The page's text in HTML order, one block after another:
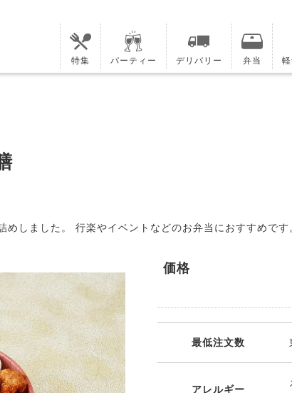
特集 パーティー デリバリー 弁当
しました。 行楽やイベントなどのお弁当におすすめです
価格
最低注文数
アレルギー